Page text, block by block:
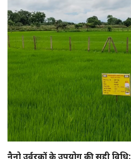
नैनो उर्वरकों के उपयोग की सही विधि: